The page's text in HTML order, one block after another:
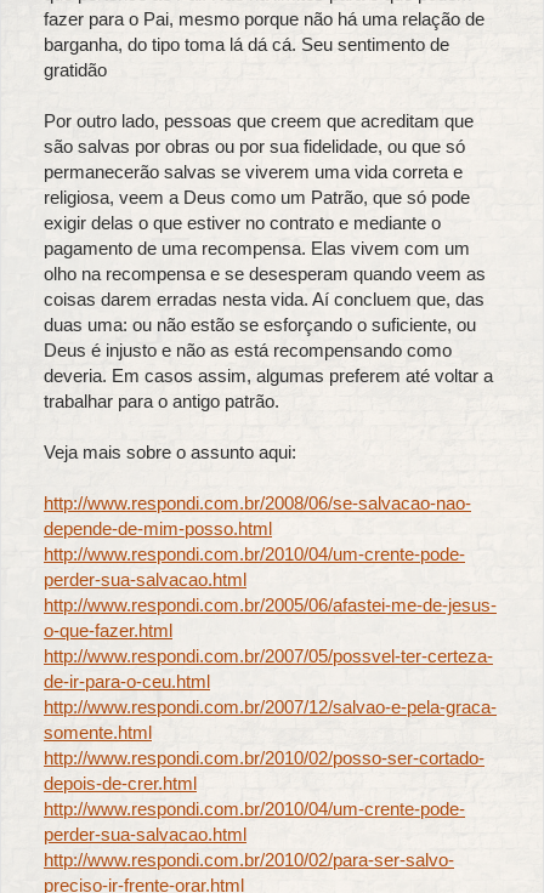
fazer para o Pai, mesmo porque não há uma relação de
barganha, do tipo toma lá dá cá. Seu sentimento de
gratidão
Por outro lado, pessoas que creem que acreditam que
são salvas por obras ou por sua fidelidade, ou que só
permanecerão salvas se viverem uma vida correta e
religiosa, veem a Deus como um Patrão, que só pode
exigir delas o que estiver no contrato e mediante o
pagamento de uma recompensa. Elas vivem com um
olho na recompensa e se desesperam quando veem as
coisas darem erradas nesta vida. Aí concluem que, das
duas uma: ou não estão se esforçando o suficiente, ou
Deus é injusto e não as está recompensando como
deveria. Em casos assim, algumas preferem até voltar a
trabalhar para o antigo patrão.
Veja mais sobre o assunto aqui:
http://www.respondi.com.br/2008/06/se-salvacao-nao-
depende-de-mim-posso.html
http://www.respondi.com.br/2010/04/um-crente-pode-
perder-sua-salvacao.html
http://www.respondi.com.br/2005/06/afastei-me-de-jesus-
o-que-fazer.html
http://www.respondi.com.br/2007/05/possvel-ter-certeza-
de-ir-para-o-ceu.html
http://www.respondi.com.br/2007/12/salvao-e-pela-graca-
somente.html
http://www.respondi.com.br/2010/02/posso-ser-cortado-
depois-de-crer.html
http://www.respondi.com.br/2010/04/um-crente-pode-
perder-sua-salvacao.html
http://www.respondi.com.br/2010/02/para-ser-salvo-
preciso-ir-frente-orar.html